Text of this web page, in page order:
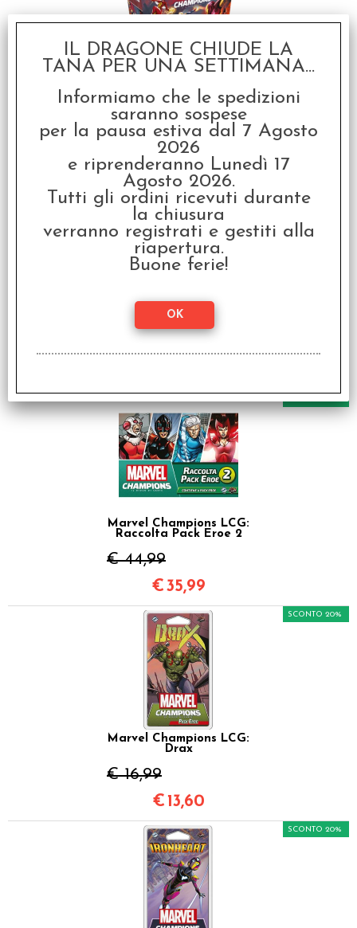
Marvel Champions LCG:
Civil War
€ 44,99
€ 35,99
Marvel Champions LCG:
Raccolta Pack Eroe 1
Marvel Champions LCG:
Raccolta Pack Eroe 2
€ 44,99
€35,99
Marvel Champions LCG:
Drax
€ 16,99
SCONTO 20%
€ 13,60
SCONTO 20%
IL DRAGONE CHIUDE LA
TANA PER UNA SETTIMANA...
Informiamo che le spedizioni
saranno sospese
per la pausa estiva dal 7 Agosto
2026
e riprenderanno Lunedì 17
Agosto 2026.
Tutti gli ordini ricevuti durante
la chiusura
verranno registrati e gestiti alla
riapertura.
Buone ferie!